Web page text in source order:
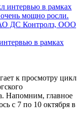
в рамках
к просмотру цикл
Напомним, главное
с 7 по 10 октября в